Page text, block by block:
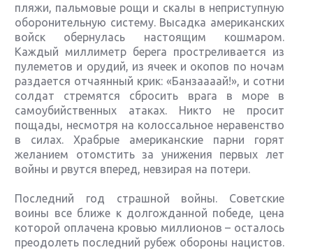
пляжи, пальмовые рощи и скалы в неприступную
оборонительную систему. Высадка американских
войск обернулась настоящим кошмаром.
Каждый миллиметр берега простреливается из
пулеметов и орудий, из ячеек и окопов по ночам
раздается отчаянный крик: «Банзаааай!», и сотни
солдат стремятся сбросить врага в море в
самоубийственных атаках. Никто не просит
пощады, несмотря на колоссальное неравенство
в силах. Храбрые американские парни горят
желанием отомстить за унижения первых лет
войны и рвутся вперед, невзирая на потери.
Последний год страшной войны. Советские
воины все ближе к долгожданной победе, цена
которой оплачена кровью миллионов – осталось
преодолеть последний рубеж обороны нацистов.